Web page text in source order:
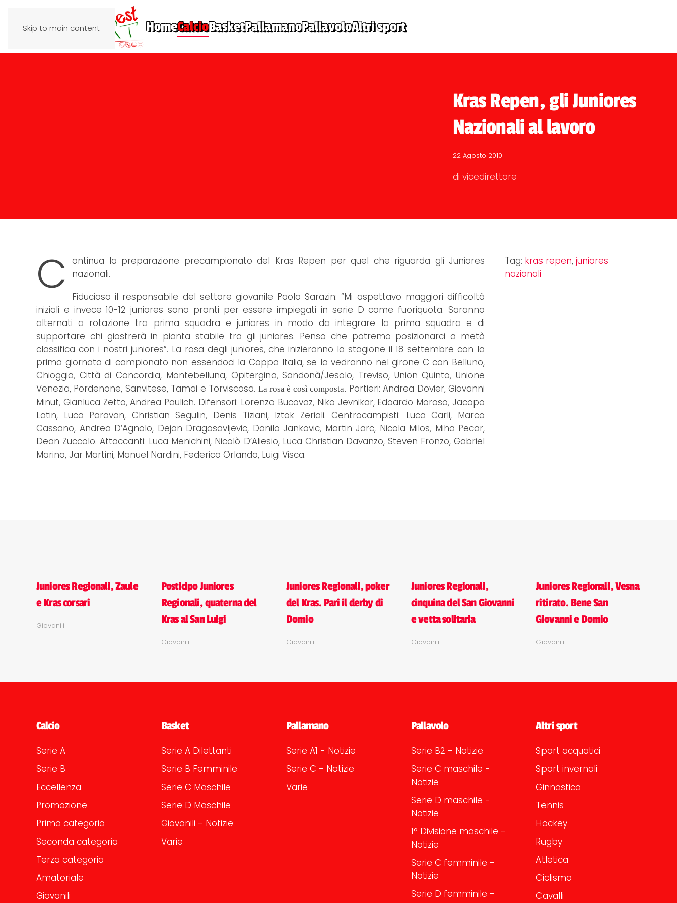
Skip to main content HomeCalcioBasketPallamanoPallavoloAltri sport
Kras Repen, gli Juniores
Nazionali al lavoro
22 Agosto 2010
di vicedirettore
C ontinua la preparazione precampionato del Kras Repen per quel che riguarda gli Juniores
nazionali.
Fiducioso il responsabile del settore giovanile Paolo Sarazin: “Mi aspettavo maggiori difficoltà
iniziali e invece 10-12 juniores sono pronti per essere impiegati in serie D come fuoriquota. Saranno
alternati a rotazione tra prima squadra e juniores in modo da integrare la prima squadra e di
supportare chi giostrerà in pianta stabile tra gli juniores. Penso che potremo posizionarci a metà
classifica con i nostri juniores”. La rosa degli juniores, che inizieranno la stagione il 18 settembre con la
prima giornata di campionato non essendoci la Coppa Italia, se la vedranno nel girone C con Belluno,
Chioggia, Città di Concordia, Montebelluna, Opitergina, Sandonà/Jesolo, Treviso, Union Quinto, Unione
Venezia, Pordenone, Sanvitese, Tamai e Torviscosa. La rosa è così composta. Portieri: Andrea Dovier, Giovanni
Minut, Gianluca Zetto, Andrea Paulich. Difensori: Lorenzo Bucovaz, Niko Jevnikar, Edoardo Moroso, Jacopo
Latin, Luca Paravan, Christian Segulin, Denis Tiziani, Iztok Zeriali. Centrocampisti: Luca Carli, Marco
Cassano, Andrea D’Agnolo, Dejan Dragosavljevic, Danilo Jankovic, Martin Jarc, Nicola Milos, Miha Pecar,
Dean Zuccolo. Attaccanti: Luca Menichini, Nicolò D’Aliesio, Luca Christian Davanzo, Steven Fronzo, Gabriel
Marino, Jar Martini, Manuel Nardini, Federico Orlando, Luigi Visca.
Tag: kras repen, juniores
nazionali
Juniores Regionali, Zaule
e Kras corsari
Giovanili
Posticipo Juniores
Regionali, quaterna del
Kras al San Luigi
Giovanili
Juniores Regionali, poker
del Kras. Pari il derby di
Domio
Giovanili
Juniores Regionali,
cinquina del San Giovanni
e vetta solitaria
Giovanili
Juniores Regionali, Vesna
ritirato. Bene San
Giovanni e Domio
Giovanili
Calcio
Serie A
Serie B
Eccellenza
Promozione
Prima categoria
Seconda categoria
Terza categoria
Amatoriale
Giovanili
Basket
Serie A Dilettanti
Serie B Femminile
Serie C Maschile
Serie D Maschile
Giovanili - Notizie
Varie
Pallamano
Serie A1 - Notizie
Serie C - Notizie
Varie
Pallavolo
Serie B2 - Notizie
Serie C maschile -
Notizie
Serie D maschile -
Notizie
1° Divisione maschile -
Notizie
Serie C femminile -
Notizie
Serie D femminile -
Altri sport
Sport acquatici
Sport invernali
Ginnastica
Tennis
Hockey
Rugby
Atletica
Ciclismo
Cavalli